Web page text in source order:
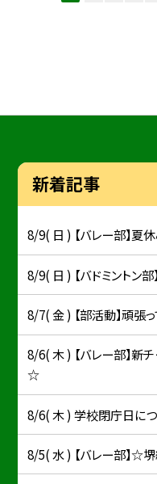
新着記事
8/9( 日 ) 【バレー部】夏
8/9( 日 ) 【バドミントン部
8/7( 金 ) 【部活動】頑張っ
8/6( 木 ) 【バレー部】新
☆
8/6( 木 ) 学校閉庁日に
8/5( 水 ) 【バレー部】☆